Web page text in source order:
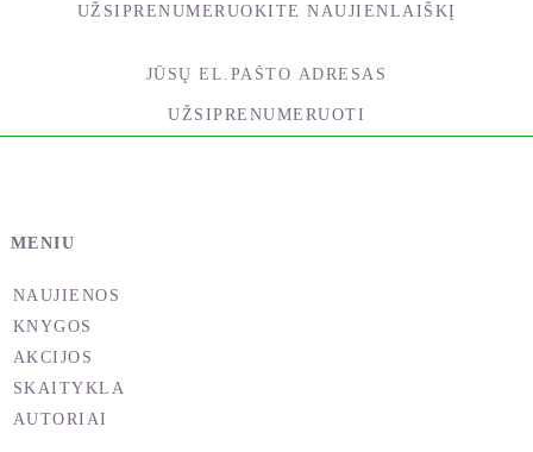
UŽSIPRENUMERUOKITE NAUJIENLAIŠKĮ
UŽSIPRENUMERUOTI
MENIU
NAUJIENOS
KNYGOS
AKCIJOS
SKAITYKLA
AUTORIAI